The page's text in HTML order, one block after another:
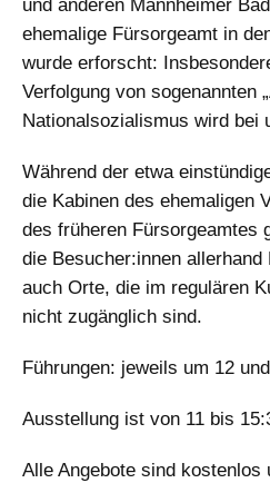
und anderen Mannheimer
ehemalige Fürsorgeamt in
wurde erforscht:
Verfolgung von sogenannten
Nationalsozialismus wird bei
Während der etwa
die Kabinen des ehemaligen
des früheren Fürsorgeamtes
die Besucher:innen
auch Orte, die im regulären
nicht zugänglich sind.
Führungen: jeweils um 12
Ausstellung ist von 11 bis
Alle Angebote sind kostenlos